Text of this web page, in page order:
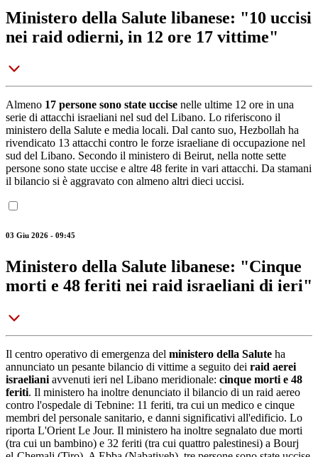
Ministero della Salute libanese: "10 uccisi
nei raid odierni, in 12 ore 17 vittime"
Almeno 17 persone sono state uccise nelle ultime 12 ore in una
serie di attacchi israeliani nel sud del Libano. Lo riferiscono il
ministero della Salute e media locali. Dal canto suo, Hezbollah ha
rivendicato 13 attacchi contro le forze israeliane di occupazione nel
sud del Libano. Secondo il ministero di Beirut, nella notte sette
persone sono state uccise e altre 48 ferite in vari attacchi. Da stamani
il bilancio si è aggravato con almeno altri dieci uccisi.
03 Giu 2026 - 09:45
Ministero della Salute libanese: "Cinque
morti e 48 feriti nei raid israeliani di ieri"
Il centro operativo di emergenza del ministero della Salute ha
annunciato un pesante bilancio di vittime a seguito dei raid aerei
israeliani avvenuti ieri nel Libano meridionale: cinque morti e 48
feriti. Il ministero ha inoltre denunciato il bilancio di un raid aereo
contro l'ospedale di Tebnine: 11 feriti, tra cui un medico e cinque
membri del personale sanitario, e danni significativi all'edificio. Lo
riporta L'Orient Le Jour. Il ministero ha inoltre segnalato due morti
(tra cui un bambino) e 32 feriti (tra cui quattro palestinesi) a Bourj